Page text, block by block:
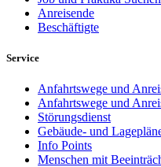
Anreisende
Beschäftigte
Service
Anfahrtswege und
Anfahrtswege und
Störungsdienst
Gebäude- und
Info Points
Menschen mit